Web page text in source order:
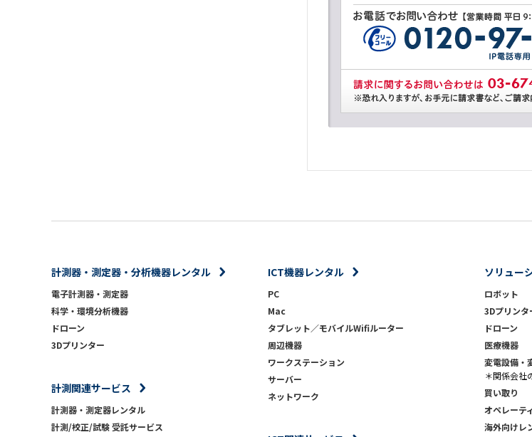
計測器・測定器・分析機器レンタル
電子計測器・測定器
科学・環境分析機器
ドローン
3Dプリンター
計測関連サービス
計測器・測定器レンタル
計測/校正/試験 受託サービス
ICT機器レンタル
PC
Mac
タブレット／モバイルWifiルーター
周辺機器
ワークステーション
サーバー
ネットワーク
ソリュー
ロボット
3Dプリンタ
ドローン
医療機器
変電設備・
＊関係会社
買い取り
オペレーテ
海外向けレ